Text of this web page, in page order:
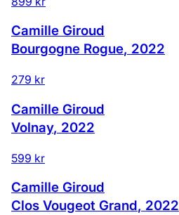
Camille Giroud
Bourgogne Rogue, 2022
279 kr
Camille Giroud
Volnay, 2022
599 kr
Camille Giroud
Clos Vougeot Grand, 2022